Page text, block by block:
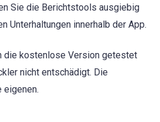
Sie die Berichtstools ausgiebig
Unterhaltungen innerhalb der App.
die kostenlose Version getestet
nicht entschädigt. Die
eigenen.